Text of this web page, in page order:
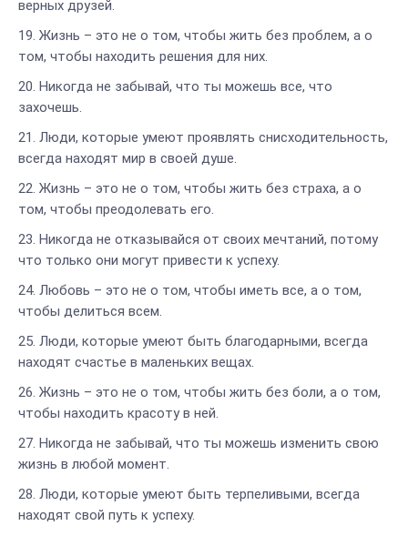
верных друзей.
Жизнь – это не о том, чтобы жить без проблем, а о
том, чтобы находить решения для них.
Никогда не забывай, что ты можешь все, что
захочешь.
Люди, которые умеют проявлять снисходительность,
всегда находят мир в своей душе.
Жизнь – это не о том, чтобы жить без страха, а о
том, чтобы преодолевать его.
Никогда не отказывайся от своих мечтаний, потому
что только они могут привести к успеху.
Любовь – это не о том, чтобы иметь все, а о том,
чтобы делиться всем.
Люди, которые умеют быть благодарными, всегда
находят счастье в маленьких вещах.
Жизнь – это не о том, чтобы жить без боли, а о том,
чтобы находить красоту в ней.
Никогда не забывай, что ты можешь изменить свою
жизнь в любой момент.
Люди, которые умеют быть терпеливыми, всегда
находят свой путь к успеху.